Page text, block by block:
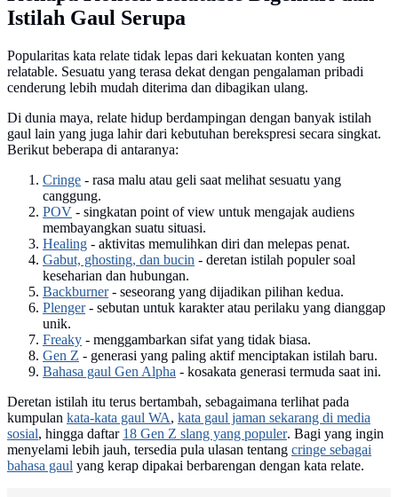
Istilah Gaul Serupa
Popularitas kata relate tidak lepas dari kekuatan konten yang
relatable. Sesuatu yang terasa dekat dengan pengalaman pribadi
cenderung lebih mudah diterima dan dibagikan ulang.
Di dunia maya, relate hidup berdampingan dengan banyak istilah
gaul lain yang juga lahir dari kebutuhan berekspresi secara singkat.
Berikut beberapa di antaranya:
Cringe - rasa malu atau geli saat melihat sesuatu yang
canggung.
POV - singkatan point of view untuk mengajak audiens
membayangkan suatu situasi.
Healing - aktivitas memulihkan diri dan melepas penat.
Gabut, ghosting, dan bucin - deretan istilah populer soal
keseharian dan hubungan.
Backburner- seseorang yang dijadikan pilihan kedua.
Plenger- sebutan untuk karakter atau perilaku yang dianggap
unik.
Freaky - menggambarkan sifat yang tidak biasa.
Gen Z - generasi yang paling aktif menciptakan istilah baru.
Bahasa gaul Gen Alpha - kosakata generasi termuda saat ini.
Deretan istilah itu terus bertambah, sebagaimana terlihat pada
kumpulan kata-kata gaul WA, kata gaul jaman sekarang di media
sosial, hingga daftar 18 Gen Z slang yang populer. Bagi yang ingin
menyelami lebih jauh, tersedia pula ulasan tentang cringe sebagai
bahasa gaul yang kerap dipakai berbarengan dengan kata relate.